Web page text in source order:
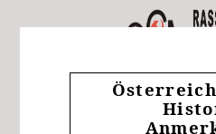
Österreich